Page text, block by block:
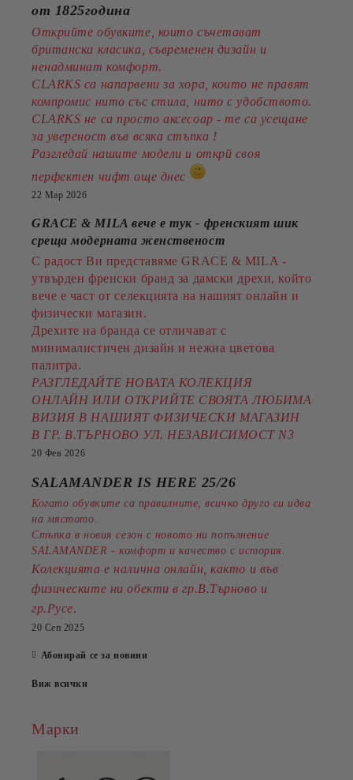
от 1825година
Открийте обувките, които съчетават
британска класика, съвременен дизайн и
ненадминат комфорт.
CLARKS са напарвени за хора, които не правят
компромис нито със стила, нито с удобството.
CLARKS не са просто аксесоар - те са усещане
за увереност във всяка стъпка !
Разгледай нашите модели и открй своя
перфектен чифт още днес
22 Мар 2026
GRACE & MILA вече е тук - френският шик
среща модерната женственост
С радост Ви представяме GRACE & MILA -
утвърден френски бранд за дамски дрехи, който
вече е част от селекцията на нашият онлайн и
физически магазин.
Дрехите на бранда се отличават с
минималистичен дизайн и нежна цветова
палитра.
РАЗГЛЕДАЙТЕ НОВАТА КОЛЕКЦИЯ
ОНЛАЙН ИЛИ ОТКРИЙТЕ СВОЯТА ЛЮБИМА
ВИЗИЯ В НАШИЯТ ФИЗИЧЕСКИ МАГАЗИН
В ГР. В.ТЪРНОВО УЛ. НЕЗАВИСИМОСТ N3
20 Фев 2026
SALAMANDER IS HERE 25/26
Когато обувките са правилните, всичко друго си идва
на мястото.
Стъпка в новия сезон с новото ни попълнение
SALAMANDER - комфорт и качество с история.
Колекцията е налична онлайн, както и във
физическите ни обекти в гр.В.Търново и
гр.Русе.
20 Сеп 2025
Абонирай се за новини
Виж всички
Марки